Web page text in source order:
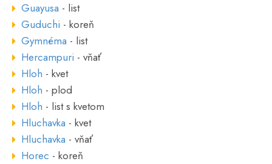
Guayusa - list
Guduchi - koreň
Gymnéma - list
Hercampuri - vňať
Hloh - kvet
Hloh - plod
Hloh - list s kvetom
Hluchavka - kvet
Hluchavka - vňať
Horec - koreň